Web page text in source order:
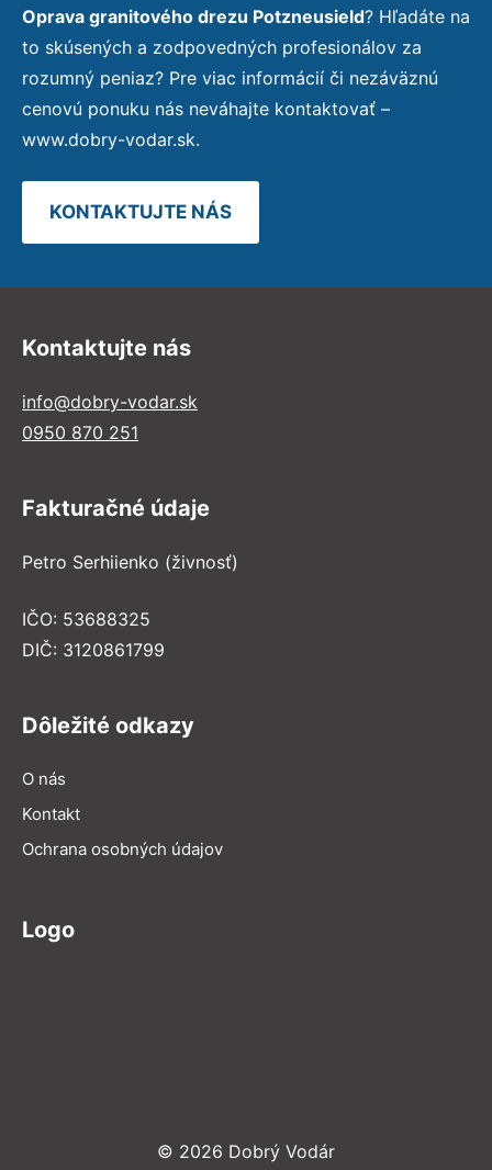
Oprava granitového drezu Potzneusield? Hľadáte na
to skúsených a zodpovedných profesionálov za
rozumný peniaz? Pre viac informácií či nezáväznú
cenovú ponuku nás neváhajte kontaktovať –
www.dobry-vodar.sk.
KONTAKTUJTE NÁS
Kontaktujte nás
info@dobry-vodar.sk
0950 870 251
Fakturačné údaje
Petro Serhiienko (živnosť)
IČO: 53688325
DIČ: 3120861799
Dôležité odkazy
O nás
Kontakt
Ochrana osobných údajov
Logo
© 2026 Dobrý Vodár